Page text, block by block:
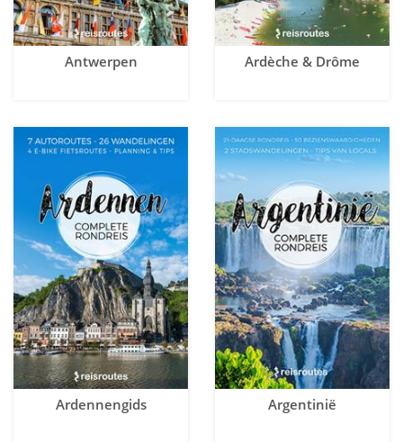
Antwerpen Ardèche & Drôme
Ardennengids Argentinië